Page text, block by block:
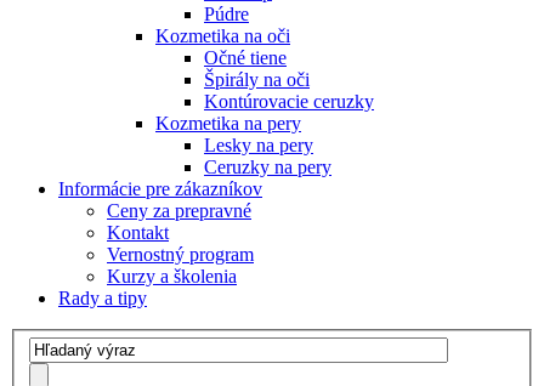
Púdre
Kozmetika na oči
Očné tiene
Špirály na oči
Kontúrovacie ceruzky
Kozmetika na pery
Lesky na pery
Ceruzky na pery
Informácie pre zákazníkov
Ceny za prepravné
Kontakt
Vernostný program
Kurzy a školenia
Rady a tipy